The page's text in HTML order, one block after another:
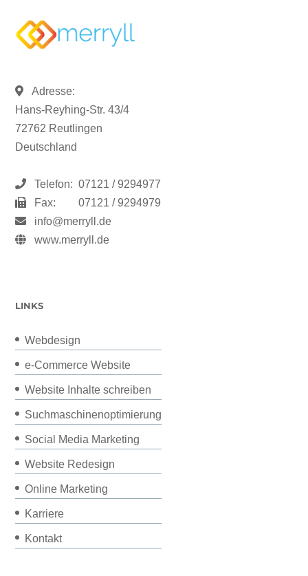
Adresse:
Hans-Reyhing-Str. 43/4
72762 Reutlingen
Deutschland
Telefon: 07121 / 9294977
Fax:
07121 / 9294979
info@merryll.de
www.merryll.de
LINKS
Webdesign
e-Commerce Website
Website Inhalte schreiben
Suchmaschinenoptimierung
Social Media Marketing
Website Redesign
Online Marketing
Karriere
Kontakt